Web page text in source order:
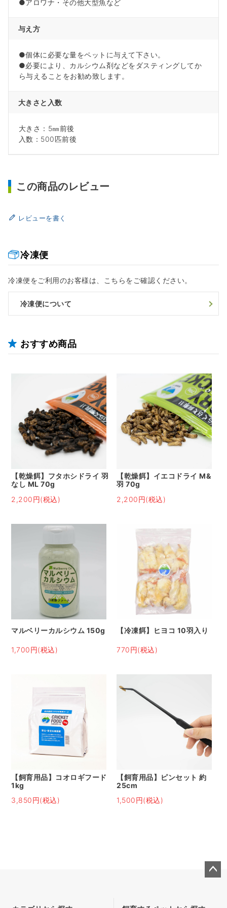
冷凍便
冷凍便をご利用のお客様は、こちらをご確認ください。
冷凍便について
おすすめ商品
【乾燥餌】フタホシドライ 羽
なし ML 70g
2,200円(税込)
【乾燥餌】イエコドライ M&
羽 70g
2,200円(税込)
マルベリーカルシウム 150g
1,700円(税込)
【冷凍餌】ヒヨコ 10羽入り
770円(税込)
【飼育用品】コオロギフード
1kg
3,850円(税込)
【飼育用品】ピンセット 約
25cm
1,500円(税込)
●アロワナ・その他大型魚など
与え方
●個体に必要な量をペットに与えて下さい。
●必要により、カルシウム剤などをダスティングしてか
ら与えることをお勧め致します。
大きさと入数
大きさ：5㎜前後
入数：500匹前後
この商品のレビュー
レビューを書く